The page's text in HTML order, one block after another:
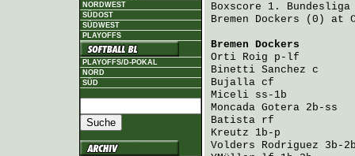
NORDWEST
SÜDOST
SÜDWEST
PLAYOFFS
PLAYOFFS/D-POKAL
NORD
SÜD
Boxscore 1. Bundesliga
Bremen Dockers (0) at
Bremen Dockers
Orti Roig p-lf
Binetti Sanchez c
Bujalla cf
Miceli ss-1b
Moncada Gotera 2b-ss
Batista rf
Kreutz 1b-p
Volders Rodriguez 3b-